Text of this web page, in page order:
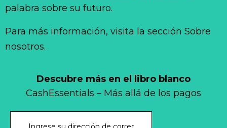
Descubre más en el libro blanco
CashEssentials – Más allá de los pagos
palabra sobre su futuro.
Para más información, visita la sección Sobre
nosotros.